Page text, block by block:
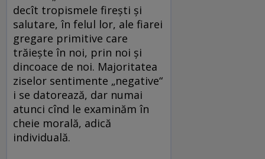
decît tropismele fireşti şi
salutare, în felul lor, ale fiarei
gregare primitive care
trăieşte în noi, prin noi şi
dincoace de noi. Majoritatea
ziselor sentimente „negative“
i se datorează, dar numai
atunci cînd le examinăm în
cheie morală, adică
individuală.